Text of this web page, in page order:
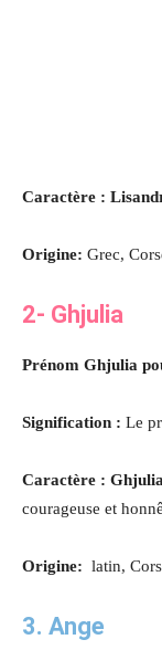
Caractère :
Origine: Grec,
2- Ghjulia
Prénom Ghjulia
Signification : Le
Caractère : Ghjulia
courageuse et
Origine: latin,
3. Ange